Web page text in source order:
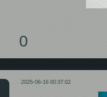
0
2025-06-16 00:37:02